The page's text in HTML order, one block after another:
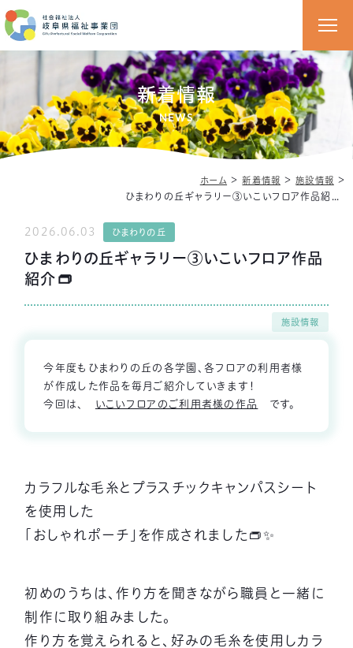
新着情報
NEWS
ホーム ＞新着情報 ＞施設情報 ＞
2026.06.03 ひまわりの丘
ひまわりの丘ギャラリー③いこいフロア作品
紹介👝
施設情報
今年度もひまわりの丘の各学園、各フロアの利用者様
が作成した作品を毎月ご紹介していきます！
今回は、 いこいフロアのご利用者様の作品 です。
カラフルな毛糸とプラスチックキャンパスシート
を使用した
「おしゃれポーチ」を作成されました👝✨
初めのうちは、作り方を聞きながら職員と一緒に
制作に取り組みました。
作り方を覚えられると、好みの毛糸を使用しカラ